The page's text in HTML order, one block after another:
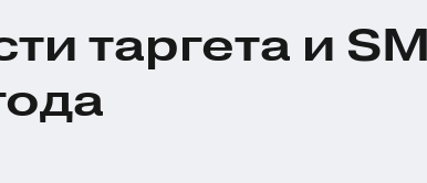
таргета и